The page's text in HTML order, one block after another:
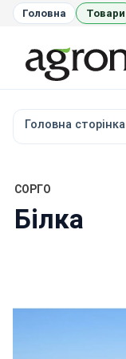
Головна Товари
Головна сторінка
СОРГО
Білка